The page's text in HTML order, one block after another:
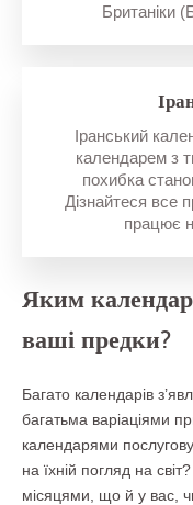
Британіки
Іранський
календарем з
похибка
Дізнайтеся все
працює
Яким
ваші предки?
Багато календарів
багатьма варіаціями
календарями
на їхній погляд на
місяцями, що й у вас,